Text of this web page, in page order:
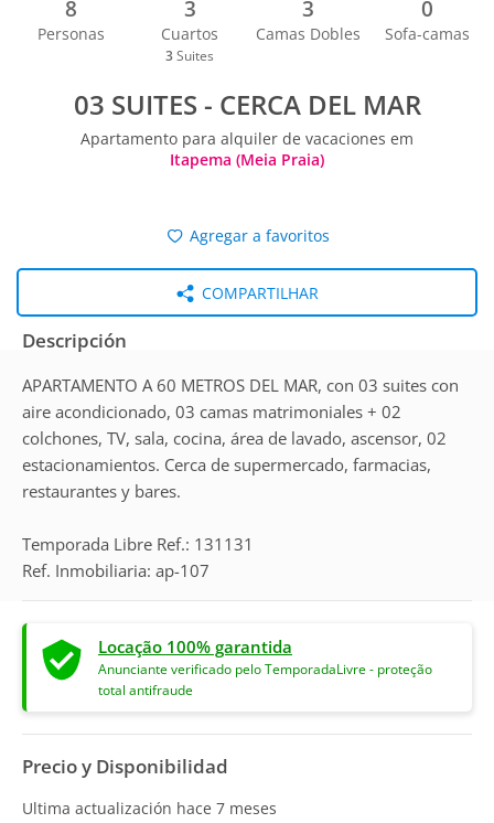
8
Personas
3
Cuartos
3 Suites
3
Camas Dobles
0
Sofa-camas
03 SUITES - CERCA DEL MAR
Apartamento para alquiler de vacaciones em
Itapema (Meia Praia)
Agregar a favoritos
COMPARTILHAR
Descripción
APARTAMENTO A 60 METROS DEL MAR, con 03 suites con
aire acondicionado, 03 camas matrimoniales + 02
colchones, TV, sala, cocina, área de lavado, ascensor, 02
estacionamientos. Cerca de supermercado, farmacias,
restaurantes y bares.
Temporada Libre Ref.: 131131
Ref. Inmobiliaria: ap-107
Locação 100% garantida
Anunciante verificado pelo TemporadaLivre - proteção
total antifraude
Precio y Disponibilidad
Ultima actualización hace 7 meses